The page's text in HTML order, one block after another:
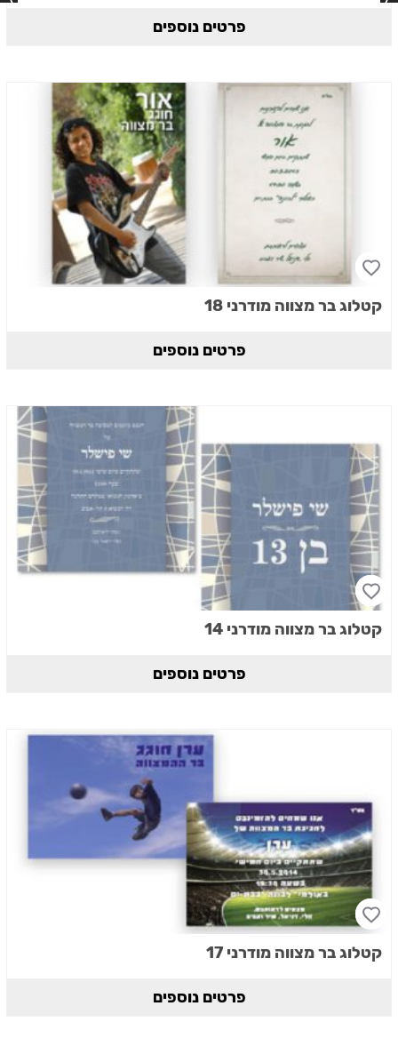
פרטים נוספים
קטלוג בר מצווה מודרני 18
פרטים נוספים
קטלוג בר מצווה מודרני 14
פרטים נוספים
קטלוג בר מצווה מודרני 17
פרטים נוספים